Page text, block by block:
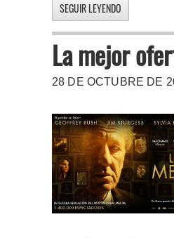
SEGUIR LEYENDO
La mejor
28 DE OCTUBRE DE